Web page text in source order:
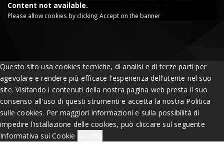
Content not available.
Please allow cookies by clicking Accept on the banner
Questo sito usa cookies tecniche, di analisi e di terze parti per
agevolare e rendere più efficace l'esperienza dell'utente nel suo
site. Visitando i contenuti della nostra pagina web presta il suo
consenso all'uso di questi strumenti e accetta la nostra Politica
sulle cookies. Per maggiori informazioni e sulla possibilità di
impedire l'istallazione delle cookies, può cliccare sul seguente
Informativa sui Cookie